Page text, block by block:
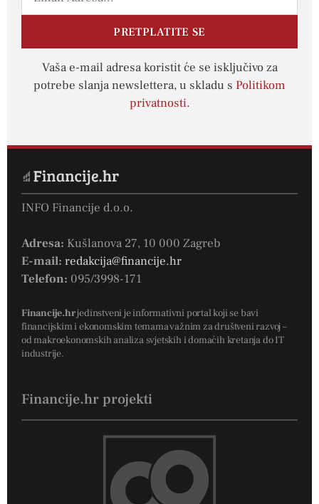
PRETPLATITE SE
Vaša e-mail adresa koristit će se isključivo za
potrebe slanja newslettera, u skladu s Politikom
privatnosti.
INFO Financije d.o.o.
Adresa: Kušlanova 27, 10 000 Zagreb
E-mail: redakcija@financije.hr
Telefon: 095/3998-171
Financije.hrjedinstveni je informativni portal koji se bavi
financijskim i ekonomskim temama važnim za društveni razvoj –
od makroekonomskih analiza svjetskih i domaćih kretanja do IT
industrije.
Financije.hr projekti